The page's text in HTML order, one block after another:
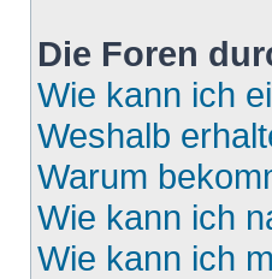
Die Foren
Wie kann ich
Weshalb
Warum
Wie kann ich
Wie kann ich